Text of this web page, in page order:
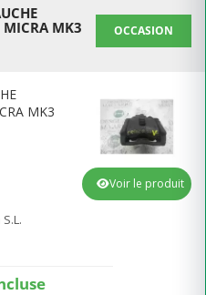
MICRA MK3
OCCASION
MK3
Voir le produit